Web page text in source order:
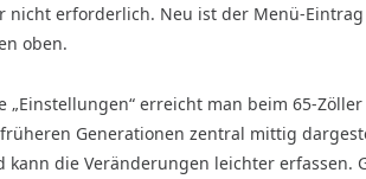
nicht erforderlich. Neu ist der Menü-
oben.
„Einstellungen“ erreicht man beim 65-
Generationen zentral mittig
kann die Veränderungen leichter erfassen.